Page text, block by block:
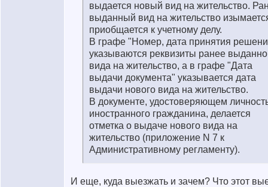
выдается новый вид на жительство.
выданный вид на жительство
приобщается к учетному делу.
В графе "Номер, дата принятия
указываются реквизиты ранее
вида на жительство, а в графе "Дата
выдачи документа" указывается дата
выдачи нового вида на жительство.
В документе, удостоверяющем
иностранного гражданина, делается
отметка о выдаче нового вида на
жительство (приложение N 7 к
Административному регламенту).
И еще, куда выезжать и зачем? Что этот